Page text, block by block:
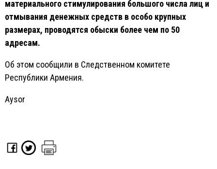
материального стимулирования большого числа лиц и
отмывания денежных средств в особо крупных
размерах, проводятся обыски более чем по 50
адресам.
Об этом сообщили в Следственном комитете
Республики Армения.
Aysor